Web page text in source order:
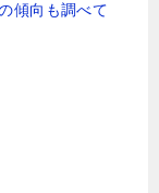
傾向も調べて